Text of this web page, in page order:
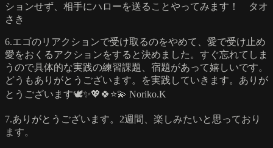
ションせず、相手にハローを送ることやってみます！ タオ
さき
6.エゴのリアクションで受け取るのをやめて、愛で受け止め
愛をおくるアクションをすると決めました。すぐ忘れてしま
うので具体的な実践の練習課題、宿題があって嬉しいです。
どうもありがとうございます。を実践していきます。ありが
とうございます🕊️✨💖🍀⭐️💫 Noriko.K
7.ありがとうございます。2週間、楽しみたいと思っており
ます。